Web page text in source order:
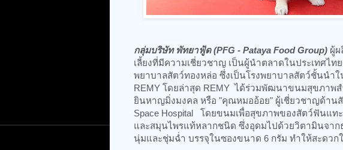
กลุ่มบริษัท พัทยาฟู้ด (PFG - Pataya Food Group) ผู้ผ
เลี้ยงที่มีความเชี่ยวชาญ เป็นผู้นำตลาดในประเทศไท
พยาบาลสัตว์ทองหล่อ ซึ่งเป็นโรงพยาบาลสัตว์ชั้นนำ
REMY โดยล่าสุด REMY ได้ร่วมพัฒนาขนมสุขภาพ
ยินหาญมิ่งมงคล หรือ "คุณหมออ้อย" ผู้เชี่ยวชาญด้านสั
Space Hospital โดยขนมเพื่อสุขภาพของสัตว์ฟันแท
และสมุนไพรแท้หลากชนิด ซึ่งอุดมไปด้วยวิตามินจาก
นุ่มและชุ่มฉ่ำ บรรจุในซองขนาด 6 กรัม ทำให้สะดว